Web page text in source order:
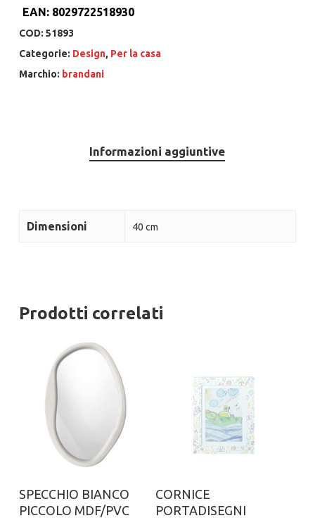
EAN: 8029722518930
COD: 51893
Categorie: Design, Per la casa
Marchio: brandani
Informazioni aggiuntive
Dimensioni 40 cm
Prodotti correlati
Aggiungi al carrello
SPECCHIO BIANCO
PICCOLO MDF/PVC
Aggiungi al carrello
CORNICE
PORTADISEGNI